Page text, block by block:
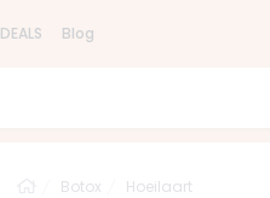
DEALS Blog
Home
Botox Hoeilaart